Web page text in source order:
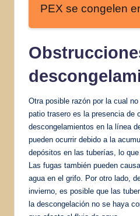
PEX se congelen
Otra posible razón por la cual
patio trasero es la presencia de
descongelamientos en la línea
pueden ocurrir debido a la
depósitos en las tuberías, lo
Las fugas también pueden
agua en el grifo. Por otro lado,
invierno, es posible que las
la descongelación no se haya